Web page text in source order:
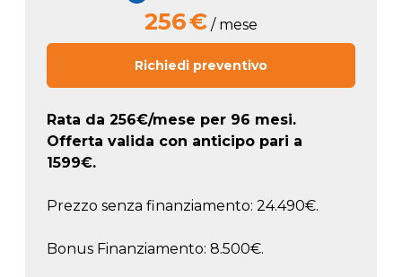
256€ / mese
Richiedi preventivo
Rata da 256€/mese per 96 mesi.
Offerta valida con anticipo pari a
1599€.
Prezzo senza finanziamento: 24.490€.
Bonus Finanziamento: 8.500€.